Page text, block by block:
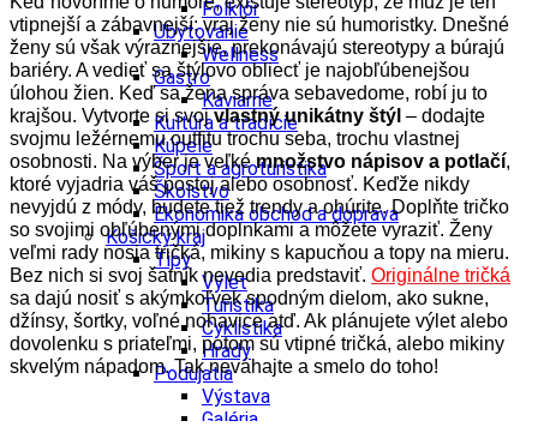
Folklór
Ubytovanie
Wellness
Gastro
Kaviarne
Kultúra a tradície
Kúpele
Šport a agroturistika
Školstvo
Ekonomika obchod a doprava
Košický kraj
Tipy
Výlet
Turistika
Cyklistika
Hrady
Podujatia
Výstava
Galéria
vtipnejší a zábavnejší; vraj ženy nie sú humoristky. Dnešné
ženy sú však výraznejšie, prekonávajú stereotypy a búrajú
bariéry. A vedieť sa štýlovo obliecť je najobľúbenejšou
úlohou žien. Keď sa žena správa sebavedome, robí ju to
krajšou. Vytvorte si svojvlastný unikátny štýl – dodajte
svojmu ležérnemu outfitu trochu seba, trochu vlastnej
osobnosti. Na výber je veľkémnožstvo nápisov a potlačí,
ktoré vyjadria váš postoj alebo osobnosť. Keďže nikdy
nevyjdú z módy, budete tiež trendy a ohúrite. Doplňte tričko
so svojimi obľúbenými doplnkami a môžete vyraziť. Ženy
veľmi rady nosia tričká, mikiny s kapucňou a topy na mieru.
Bez nich si svoj šatník nevedia predstaviť. Originálne tričká
sa dajú nosiť s akýmkoľvek spodným dielom, ako sukne,
džínsy, šortky, voľné nohavice atď. Ak plánujete výlet alebo
dovolenku s priateľmi, potom sú vtipné tričká, alebo mikiny
skvelým nápadom. Tak neváhajte a smelo do toho!